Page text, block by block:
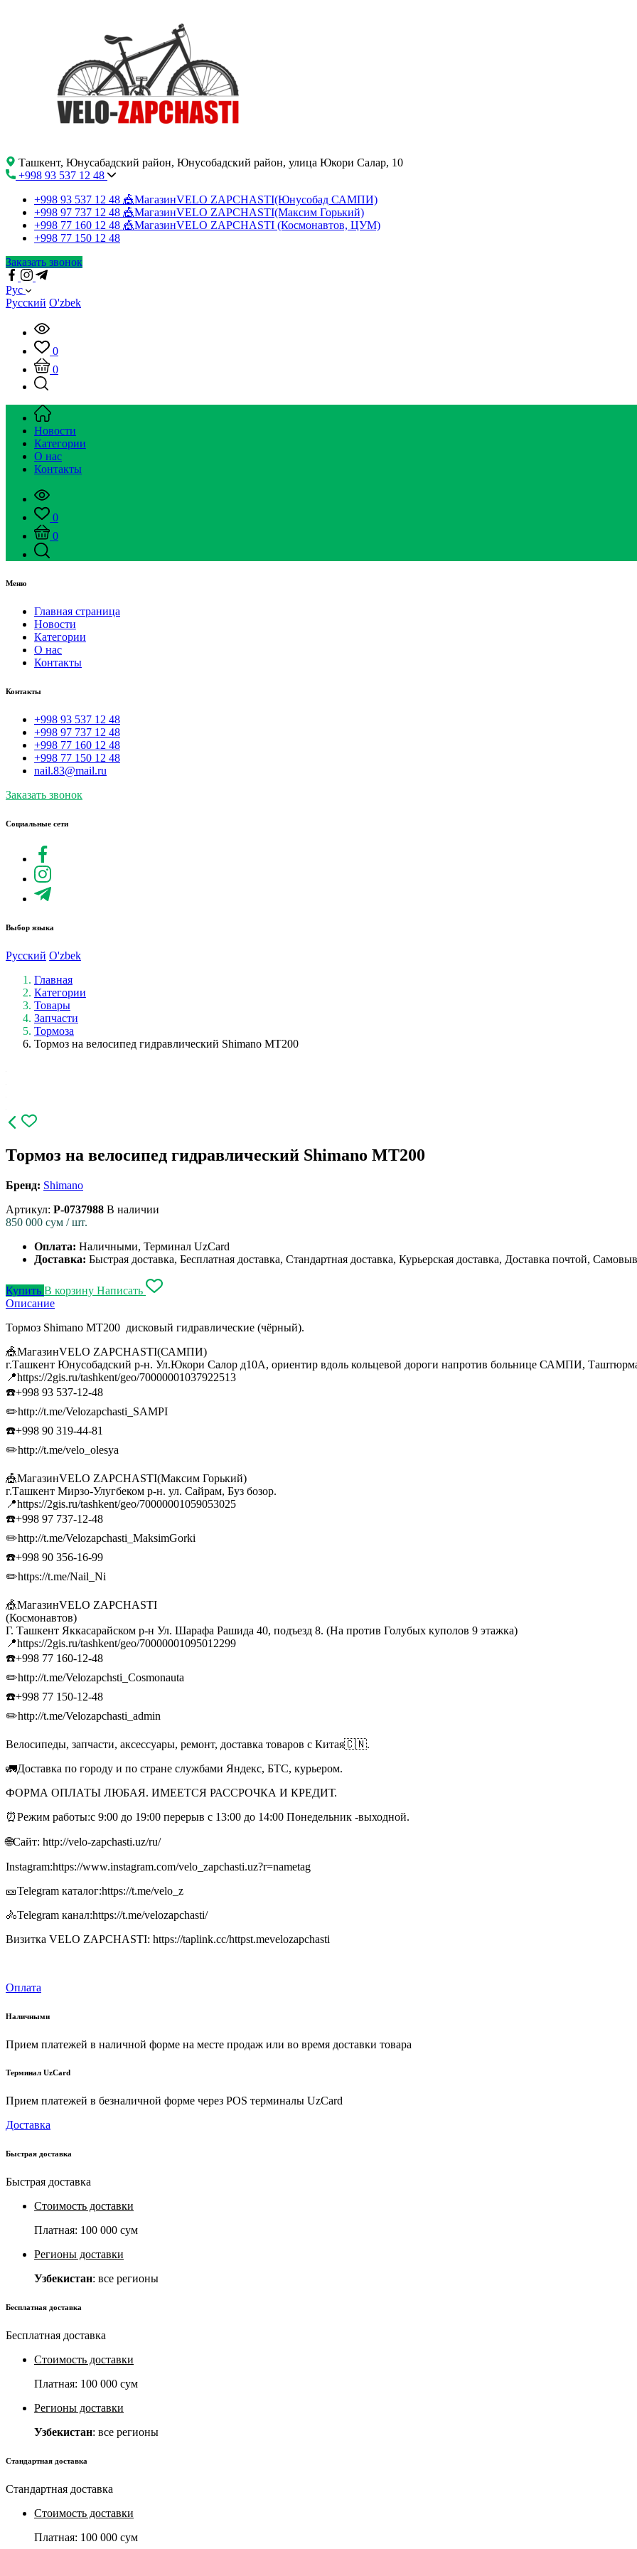
Ташкент, Юнусабадский район, Юнусобадский район, улица Юкори Салар, 10
+998 93 537 12 48
+998 93 537 12 48 🎪МагазинVELO ZAPCHASTI(Юнусобад САМПИ)
+998 97 737 12 48 🎪МагазинVELO ZAPCHASTI(Максим Горький)
+998 77 160 12 48 🎪МагазинVELO ZAPCHASTI (Космонавтов, ЦУМ)
+998 77 150 12 48
Заказать звонок
Рус
Русский O'zbek
0
0
Новости
Категории
О нас
Контакты
0
0
Меню
Главная страница
Новости
Категории
О нас
Контакты
Контакты
+998 93 537 12 48
+998 97 737 12 48
+998 77 160 12 48
+998 77 150 12 48
nail.83@mail.ru
Заказать звонок
Социальные сети
Выбор языка
Русский O'zbek
Главная
Категории
Товары
Запчасти
Тормоза
Тормоз на велосипед гидравлический Shimano MT200
Тормоз на велосипед гидравлический Shimano MT200
Бренд: Shimano
Артикул: P-0737988 В наличии
850 000 сум / шт.
Оплата: Наличными, Терминал UzCard
Доставка: Быстрая доставка, Бесплатная доставка, Стандартная доставка, Курьерская доставка, Доставка почтой,
Купить В корзину Написать
Описание
Тормоз Shimano MT200 дисковый гидравлические (чёрный).
🎪МагазинVELO ZAPCHASTI(САМПИ)
г.Ташкент Юнусобадский р-н. Ул.Юкори Салор д10А, ориентир вдоль кольцевой дороги напротив больнице САМПИ,
📍https://2gis.ru/tashkent/geo/70000001037922513
☎️+998 93 537-12-48
✏️http://t.me/Velozapchasti_SAMPI
☎️+998 90 319-44-81
✏️http://t.me/velo_olesya
🎪МагазинVELO ZAPCHASTI(Максим Горький)
г.Ташкент Мирзо-Улугбеком р-н. ул. Сайрам, Буз бозор.
📍https://2gis.ru/tashkent/geo/70000001059053025
☎️+998 97 737-12-48
✏️http://t.me/Velozapchasti_MaksimGorki
☎️+998 90 356-16-99
✏️https://t.me/Nail_Ni
🎪МагазинVELO ZAPCHASTI
(Космонавтов)
Г. Ташкент Яккасарайском р-н Ул. Шарафа Рашида 40, подъезд 8. (На против Голубых куполов 9 этажка)
📍https://2gis.ru/tashkent/geo/70000001095012299
☎️+998 77 160-12-48
✏️http://t.me/Velozapchsti_Cosmonauta
☎️+998 77 150-12-48
✏️http://t.me/Velozapchasti_admin
Велосипеды, запчасти, аксессуары, ремонт, доставка товаров с Китая🇨🇳.
🚛Доставка по городу и по стране службами Яндекс, БТС, курьером.
ФОРМА ОПЛАТЫ ЛЮБАЯ. ИМЕЕТСЯ РАССРОЧКА И КРЕДИТ.
⏰Режим работы:с 9:00 до 19:00 перерыв с 13:00 до 14:00 Понедельник -выходной.
🌐Сайт: http://velo-zapchasti.uz/ru/
Instagram:https://www.instagram.com/velo_zapchasti.uz?r=nametag
🎫Telegram каталог:https://t.me/velo_z
🚴Telegram канал:https://t.me/velozapchasti/
Визитка VELO ZAPCHASTI: https://taplink.cc/httpst.mevelozapchasti
Оплата
Наличными
Прием платежей в наличной форме на месте продаж или во время доставки товара
Терминал UzCard
Прием платежей в безналичной форме через POS терминалы UzCard
Доставка
Быстрая доставка
Быстрая доставка
Стоимость доставки
Платная: 100 000 сум
Регионы доставки
Узбекистан: все регионы
Бесплатная доставка
Бесплатная доставка
Стоимость доставки
Платная: 100 000 сум
Регионы доставки
Узбекистан: все регионы
Стандартная доставка
Стандартная доставка
Стоимость доставки
Платная: 100 000 сум